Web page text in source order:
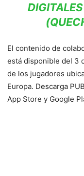
El contenido de
está disponible del 3
de los jugadores
Europa. Descarga
App Store y Google